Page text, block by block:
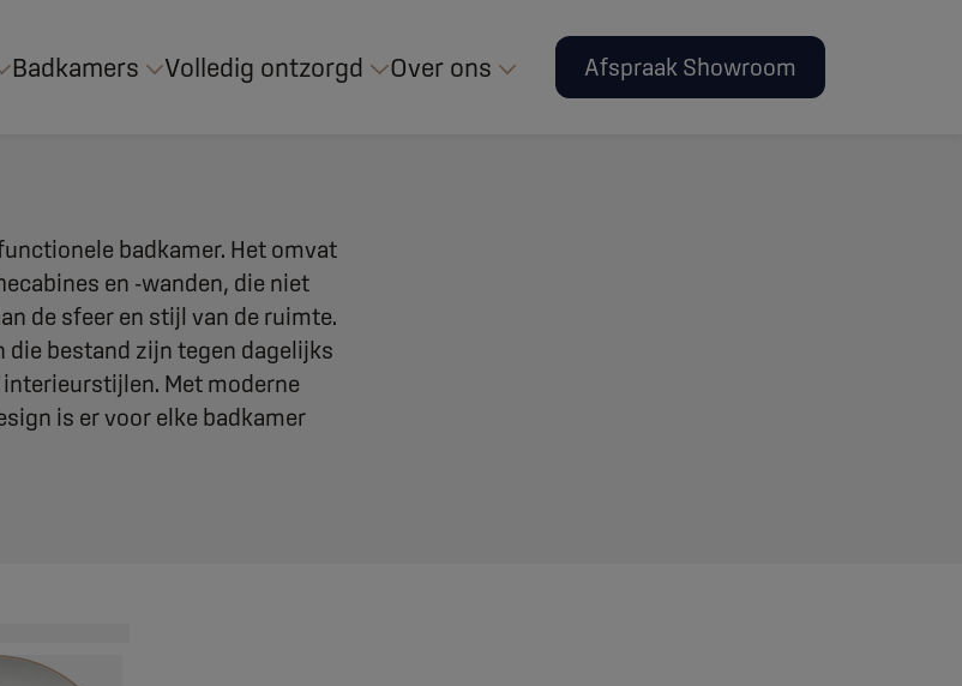
Badkamers Volledig ontzorgd Over ons Afspraak Showroom
badkamer. Het omvat
en -wanden, die niet
de sfeer en stijl van de ruimte.
bestand zijn tegen dagelijks
Met moderne
is er voor elke badkamer